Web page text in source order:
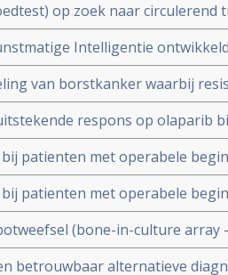
op zoek naar circulerend
methode bij de preventie,
aan de hand van de
Intelligentie
in
bij een mammografie
van borstkanker waarbij
tijdens de behandeling
1
respons op olaparib
blijkt uit casestudie
patienten met operabele
resultaten noodzaak van
in bloed.
patienten met operabele
resultaten noodzaak van
in bloed. copy 1
(bone-in-culture array
voor botmetastases van
betrouwbaar alternatieve